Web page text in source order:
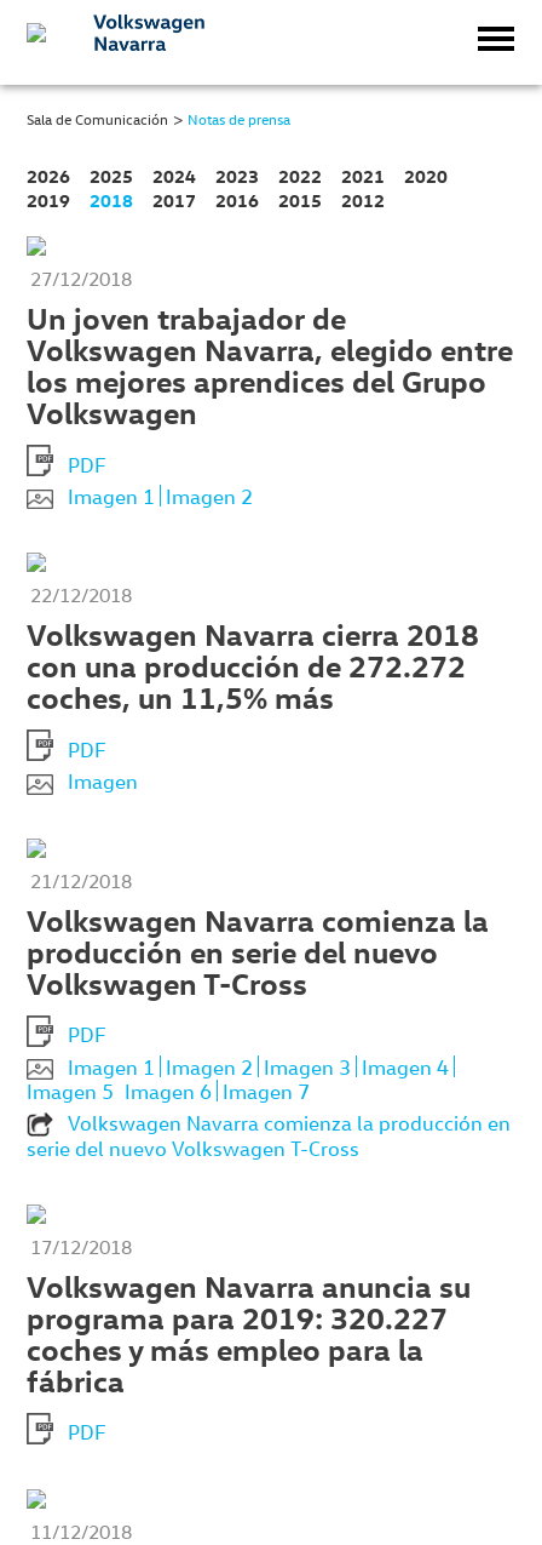
Sala de Comunicación > Notas de prensa
2026 2025 2024 2023 2022 2021
2020
2019
2018 2017 2016 2015 2012
27/12/2018
Un joven trabajador de
Volkswagen Navarra, elegido entre
los mejores aprendices del Grupo
Volkswagen
PDF
Imagen 1
Imagen 2
22/12/2018
Volkswagen Navarra cierra 2018
con una producción de 272.272
coches, un 11,5% más
PDF
Imagen
21/12/2018
Volkswagen Navarra comienza la
producción en serie del nuevo
Volkswagen T-Cross
PDF
Imagen 1
Imagen 2 Imagen 3 Imagen 4
Imagen 5 Imagen 6 Imagen 7
Volkswagen Navarra comienza la producción en
serie del nuevo Volkswagen T-Cross
17/12/2018
Volkswagen Navarra anuncia su
programa para 2019: 320.227
coches y más empleo para la
fábrica
PDF
11/12/2018